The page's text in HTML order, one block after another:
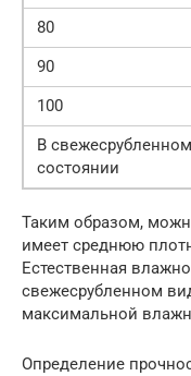
80
90
100
В свежесрубленном
состоянии
Таким образом,
имеет среднюю
Естественная
свежесрубленном
максимальной
Определение